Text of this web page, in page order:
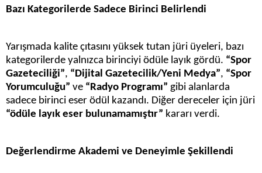
Bazı Kategorilerde Sadece Birinci Belirlendi
Yarışmada kalite çıtasını yüksek tutan jüri üyeleri, bazı
kategorilerde yalnızca birinciyi ödüle layık gördü. “Spor
Gazeteciliği”, “Dijital Gazetecilik/Yeni Medya”, “Spor
Yorumculuğu” ve “Radyo Programı” gibi alanlarda
sadece birinci eser ödül kazandı. Diğer dereceler için jüri
“ödüle layık eser bulunamamıştır” kararı verdi.
Değerlendirme Akademi ve Deneyimle Şekillendi